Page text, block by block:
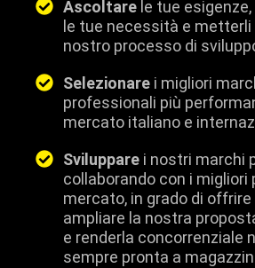
Ascoltare le tue
le tue necessità e metterli
nostro processo di
Selezionare i migliori
professionali più
mercato italiano e
Sviluppare i nostri marchi
collaborando con i migliori
mercato, in grado di offrire
ampliare la nostra
e renderla concorrenziale
sempre pronta a